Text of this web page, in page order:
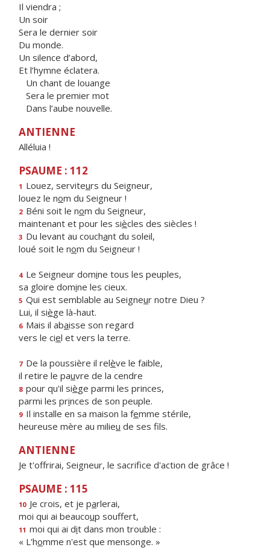
Il viendra ;
Un soir
Sera le dernier soir
Du monde.
Un silence d’abord,
Et l’hymne éclatera.
Un chant de louange
Sera le premier mot
Dans l’aube nouvelle.
ANTIENNE
Alléluia !
PSAUME : 112
1 Louez, serviteurs du Seigneur,
louez le nom du Seigneur !
2 Béni soit le nom du Seigneur,
maintenant et pour les siècles des siècles !
3 Du levant au couchant du soleil,
loué soit le nom du Seigneur !
4 Le Seigneur domine tous les peuples,
sa gloire domine les cieux.
5 Qui est semblable au Seigneur notre Dieu ?
Lui, il siège là-haut.
6 Mais il abaisse son regard
vers le ciel et vers la terre.
7 De la poussière il relève le faible,
il retire le pauvre de la cendre
8 pour qu'il siège parmi les princes,
parmi les princes de son peuple.
9 Il installe en sa maison la femme stérile,
heureuse mère au milieu de ses fils.
ANTIENNE
Je t'offrirai, Seigneur, le sacrifice d'action de grâce !
PSAUME : 115
10 Je crois, et je parlerai,
moi qui ai beaucoup souffert,
11 moi qui ai dit dans mon trouble :
« L'homme n'est que mensonge. »